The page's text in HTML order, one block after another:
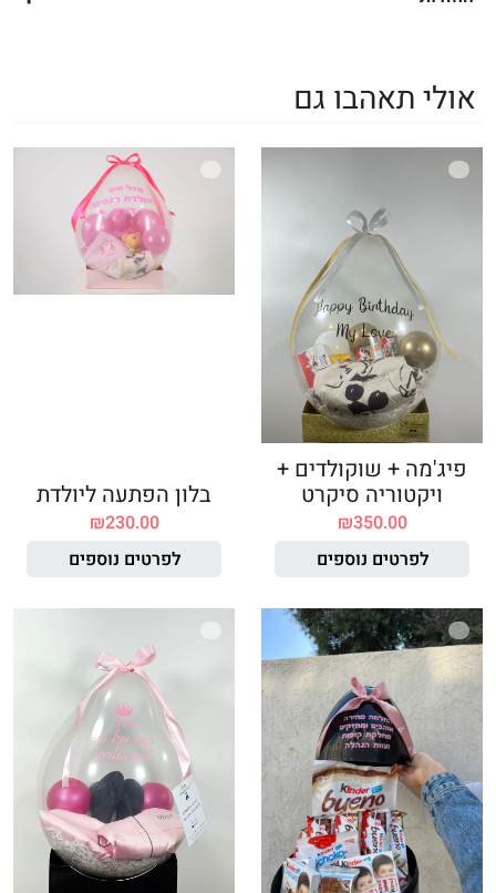
אולי תאהבו גם
פיג'מה + שוקולדים +
ויקטוריה סיקרט
₪350.00
לפרטים נוספים
בלון הפתעה ליולדת
₪230.00
לפרטים נוספים